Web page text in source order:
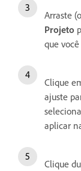
Arraste
Projeto
que
Clique
ajuste
aplicar
Clique